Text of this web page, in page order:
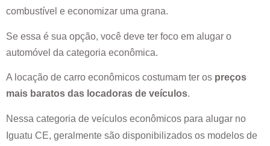
combustível e economizar uma grana.
Se essa é sua opção, você deve ter foco em alugar o
automóvel da categoria econômica.
A locação de carro econômicos costumam ter os preços
mais baratos das locadoras de veículos.
Nessa categoria de veículos econômicos para alugar no
Iguatu CE, geralmente são disponibilizados os modelos de